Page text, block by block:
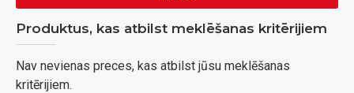
Produktus, kas atbilst meklēšanas kritērijiem
Nav nevienas preces, kas atbilst jūsu meklēšanas
kritērijiem.